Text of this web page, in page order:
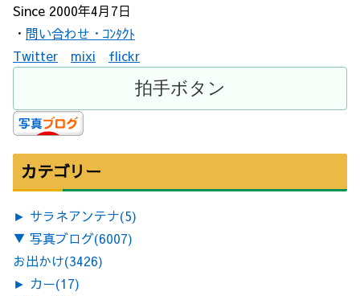
Since 2000年4月7日
・ 問い合わせ・ｺﾝﾀｸﾄ
Twitter
mixi flickr
カテゴリー
► サラネアンテナ(5)
▼ 写真ブログ(6007)
お出かけ(3426)
► カー(17)